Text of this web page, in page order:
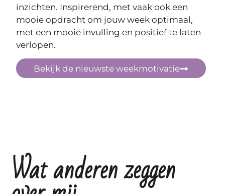
inzichten. Inspirerend, met vaak ook een
mooie opdracht om jouw week optimaal,
met een mooie invulling en positief te laten
verlopen.
Bekijk de nieuwste weekmotivatie
Wat anderen zeggen